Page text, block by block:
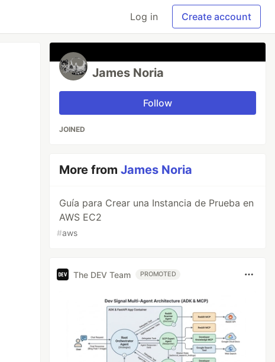
Log in Create account
James Noria
Follow
JOINED
More fromJames Noria
Guía para Crear una Instancia de Prueba en
AWS EC2
#aws
The DEV Team PROMOTED